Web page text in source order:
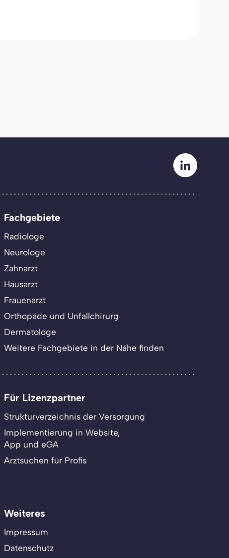
Fachgebiete
Radiologe
Neurologe
Zahnarzt
Hausarzt
Frauenarzt
Orthopäde und Unfallchirurg
Dermatologe
Weitere Fachgebiete in der Nähe finden
Für Lizenzpartner
Strukturverzeichnis der Versorgung
Implementierung in Website,
App und eGA
Arztsuchen für Profis
Weiteres
Impressum
Datenschutz